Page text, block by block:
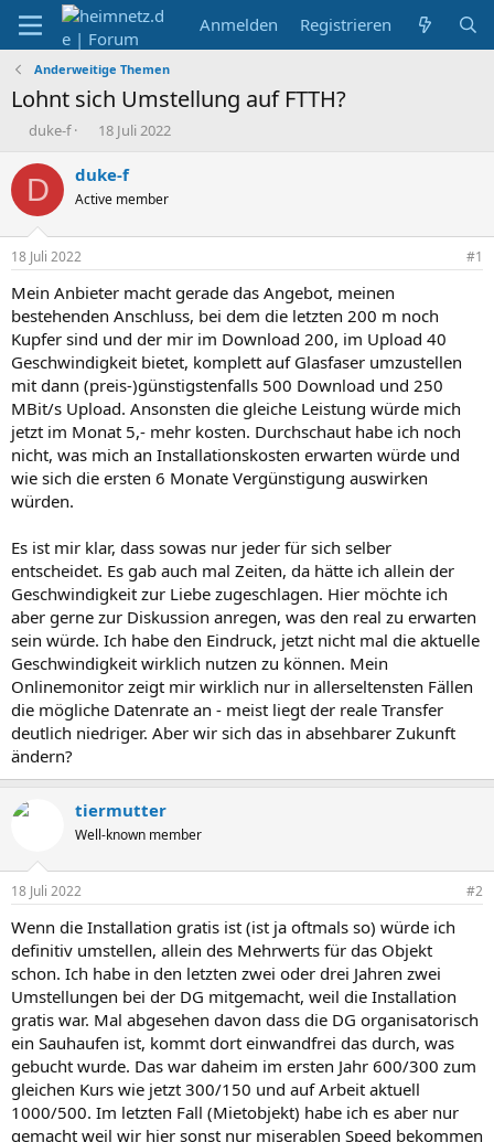
Anmelden Registrieren
Anderweitige Themen
Lohnt sich Umstellung auf FTTH?
E
s
e
r
duke-f
E
s
e
t
a
18 Juli 2022
D duke-f
Active member
18 Juli 2022 #1
Mein Anbieter macht gerade das Angebot, meinen
bestehenden Anschluss, bei dem die letzten 200 m noch
Kupfer sind und der mir im Download 200, im Upload 40
Geschwindigkeit bietet, komplett auf Glasfaser umzustellen
mit dann (preis-)günstigstenfalls 500 Download und 250
MBit/s Upload. Ansonsten die gleiche Leistung würde mich
jetzt im Monat 5,- mehr kosten. Durchschaut habe ich noch
nicht, was mich an Installationskosten erwarten würde und
wie sich die ersten 6 Monate Vergünstigung auswirken
würden.
Es ist mir klar, dass sowas nur jeder für sich selber
entscheidet. Es gab auch mal Zeiten, da hätte ich allein der
Geschwindigkeit zur Liebe zugeschlagen. Hier möchte ich
aber gerne zur Diskussion anregen, was den real zu erwarten
sein würde. Ich habe den Eindruck, jetzt nicht mal die aktuelle
Geschwindigkeit wirklich nutzen zu können. Mein
Onlinemonitor zeigt mir wirklich nur in allerseltensten Fällen
die mögliche Datenrate an - meist liegt der reale Transfer
deutlich niedriger. Aber wir sich das in absehbarer Zukunft
ändern?
tiermutter
Well-known member
18 Juli 2022 #2
Wenn die Installation gratis ist (ist ja oftmals so) würde ich
definitiv umstellen, allein des Mehrwerts für das Objekt
schon. Ich habe in den letzten zwei oder drei Jahren zwei
Umstellungen bei der DG mitgemacht, weil die Installation
gratis war. Mal abgesehen davon dass die DG organisatorisch
ein Sauhaufen ist, kommt dort einwandfrei das durch, was
gebucht wurde. Das war daheim im ersten Jahr 600/300 zum
gleichen Kurs wie jetzt 300/150 und auf Arbeit aktuell
1000/500. Im letzten Fall (Mietobjekt) habe ich es aber nur
gemacht weil wir hier sonst nur miserablen Speed bekommen